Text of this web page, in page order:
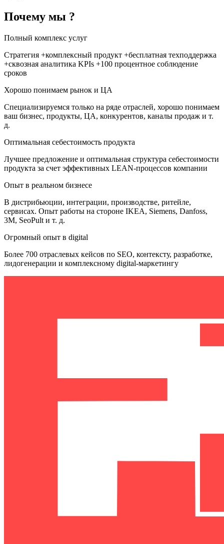
Почему мы ?
Полный комплекс услуг
Стратегия +комплексный продукт +бесплатная техподдержка
+сквозная аналитика KPIs +100 процентное соблюдение
сроков
Хорошо понимаем рынок и ЦА
Специализируемся только на ряде отраслей, хорошо понимаем
ваш бизнес, продукты, ЦА, конкурентов, каналы продаж и т.
д.
Оптимальная себестоимость продукта
Лучшее предложение и оптимальная структура себестоимости
продукта за счет эффективных LEAN-процессов компании
Опыт в реальном бизнесе
В дистрибьюции, интеграции, производстве, ритейле,
сервисах. Опыт работы на стороне IKEA, Siemens, Danfoss,
3M, SeoPult и т. д.
Огромный опыт в digital
Более 700 отраслевых кейсов по SEO, контексту, разработке,
лидогенерации и комплексному digital-маркетингу